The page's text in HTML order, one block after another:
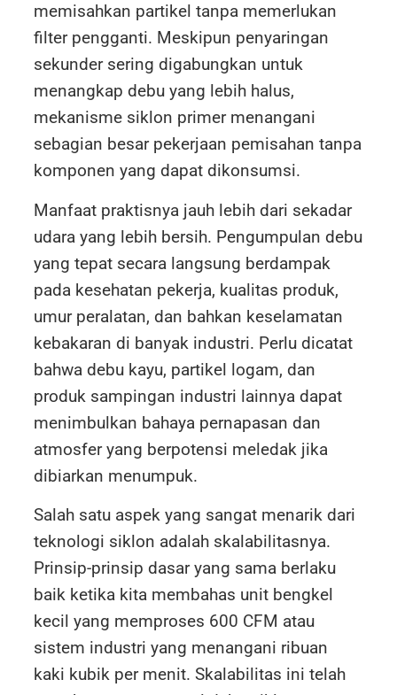
memisahkan partikel tanpa memerlukan
filter pengganti. Meskipun penyaringan
sekunder sering digabungkan untuk
menangkap debu yang lebih halus,
mekanisme siklon primer menangani
sebagian besar pekerjaan pemisahan tanpa
komponen yang dapat dikonsumsi.
Manfaat praktisnya jauh lebih dari sekadar
udara yang lebih bersih. Pengumpulan debu
yang tepat secara langsung berdampak
pada kesehatan pekerja, kualitas produk,
umur peralatan, dan bahkan keselamatan
kebakaran di banyak industri. Perlu dicatat
bahwa debu kayu, partikel logam, dan
produk sampingan industri lainnya dapat
menimbulkan bahaya pernapasan dan
atmosfer yang berpotensi meledak jika
dibiarkan menumpuk.
Salah satu aspek yang sangat menarik dari
teknologi siklon adalah skalabilitasnya.
Prinsip-prinsip dasar yang sama berlaku
baik ketika kita membahas unit bengkel
kecil yang memproses 600 CFM atau
sistem industri yang menangani ribuan
kaki kubik per menit. Skalabilitas ini telah